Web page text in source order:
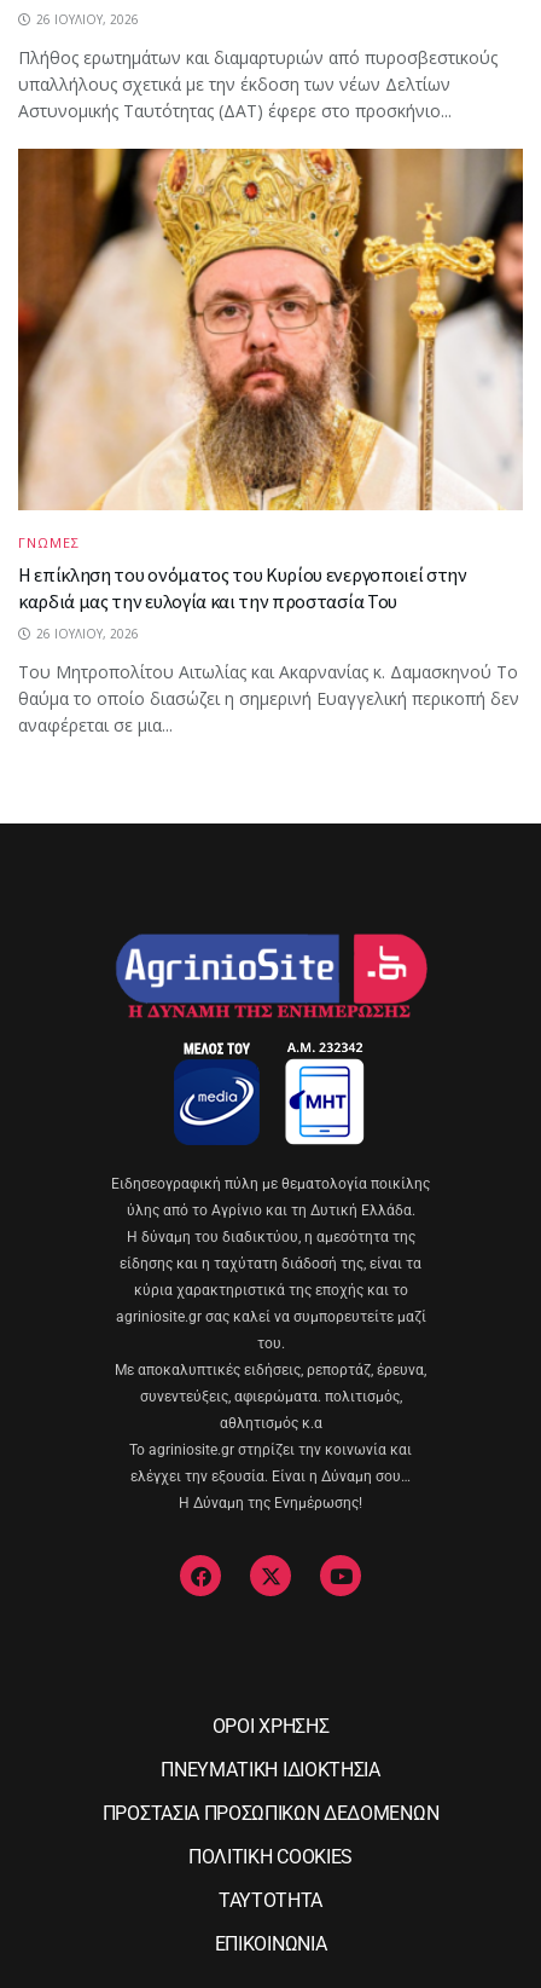
26 ΙΟΥΛΊΟΥ, 2026
Πλήθος ερωτημάτων και διαμαρτυριών από πυροσβεστικούς
υπαλλήλους σχετικά με την έκδοση των νέων Δελτίων
Αστυνομικής Ταυτότητας (ΔΑΤ) έφερε στο προσκήνιο...
ΓΝΩΜΕΣ
Η επίκληση του ονόματος του Κυρίου ενεργοποιεί στην
καρδιά μας την ευλογία και την προστασία Του
26 ΙΟΥΛΊΟΥ, 2026
Του Μητροπολίτου Αιτωλίας και Ακαρνανίας κ. Δαμασκηνού Το
θαύμα το οποίο διασώζει η σημερινή Ευαγγελική περικοπή δεν
αναφέρεται σε μια...
Eιδησεογραφική πύλη με θεματολογία ποικίλης
ύλης από το Αγρίνιο και τη Δυτική Ελλάδα.
Η δύναμη του διαδικτύου, η αμεσότητα της
είδησης και η ταχύτατη διάδοσή της, είναι τα
κύρια χαρακτηριστικά της εποχής και το
agriniosite.gr σας καλεί να συμπορευτείτε μαζί
του.
Με αποκαλυπτικές ειδήσεις, ρεπορτάζ, έρευνα,
συνεντεύξεις, αφιερώματα. πολιτισμός,
αθλητισμός κ.α
Το agriniosite.gr στηρίζει την κοινωνία και
ελέγχει την εξουσία. Είναι η Δύναμη σου…
Η Δύναμη της Ενημέρωσης!
ΟΡΟΙ ΧΡΗΣΗΣ
ΠΝΕΥΜΑΤΙΚΗ ΙΔΙΟΚΤΗΣΙΑ
ΠΡΟΣΤΑΣΙΑ ΠΡΟΣΩΠΙΚΩΝ ΔΕΔΟΜΕΝΩΝ
ΠΟΛΙΤΙΚΗ COOKIES
ΤΑΥΤΟΤΗΤΑ
ΕΠΙΚΟΙΝΩΝΙΑ